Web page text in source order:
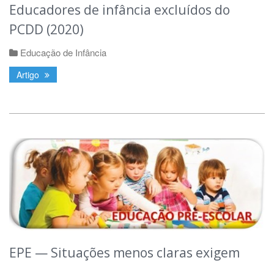
Educadores de infância excluídos do
PCDD (2020)
Educação de Infância
Artigo
EPE — Situações menos claras exigem